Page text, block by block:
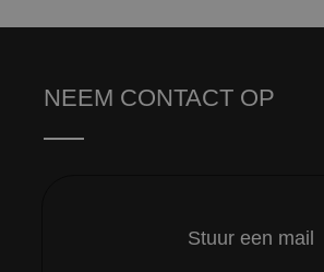
NEEM CONTACT OP
Stuur een mail